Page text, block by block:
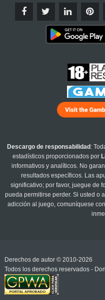
Descargo de responsabilidad :
estadísticos proporcionados por
informativos y analíticos. No
resultados específicos. Las
significativo; por favor, juegue de
pueda permitirse perder. Si usted o
adicción al juego, comuníquese
Derechos de autor © 2010-2026
Todos los derechos reservados -